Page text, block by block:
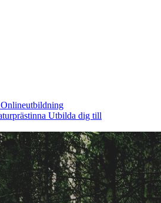
Onlineutbildning
Utbilda dig till